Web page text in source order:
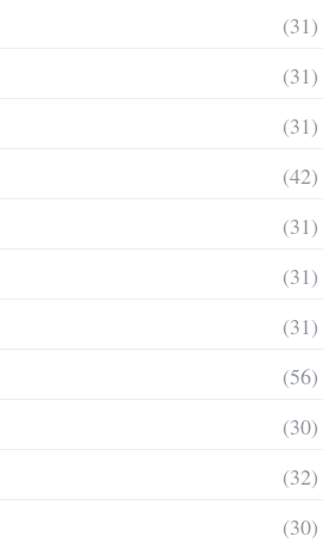
(31)
(31)
(31)
(42)
(31)
(31)
(31)
(56)
(30)
(32)
(30)